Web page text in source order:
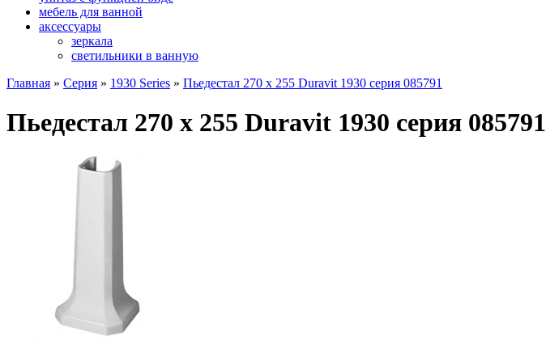
мебель для ванной
аксессуары
зеркала
светильники в ванную
Главная » Серия » 1930 Series » Пьедестал 270 x 255 Duravit 1930 серия 085791
Пьедестал 270 x 255 Duravit 1930 серия 085791